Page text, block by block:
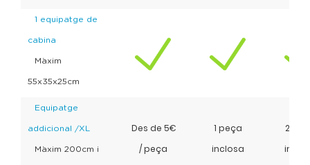
1 equipatge de
cabina
Màxim
55x35x25cm
Equipatge
addicional /XL
Màxim 200cm i
Des de 5€
/ peça
1 peça
inclosa
2